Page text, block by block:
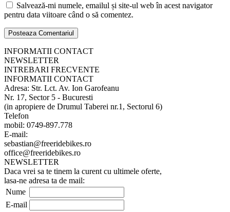
Salvează-mi numele, emailul și site-ul web în acest navigator
pentru data viitoare când o să comentez.
INFORMATII CONTACT
NEWSLETTER
INTREBARI FRECVENTE
INFORMATII CONTACT
Adresa: Str. Lct. Av. Ion Garofeanu
Nr. 17, Sector 5 - Bucuresti
(in apropiere de Drumul Taberei nr.1, Sectorul 6)
Telefon
mobil: 0749-897.778
E-mail:
sebastian@freeridebikes.ro
office@freeridebikes.ro
NEWSLETTER
Daca vrei sa te tinem la curent cu ultimele oferte,
lasa-ne adresa ta de mail:
Nume
E-mail